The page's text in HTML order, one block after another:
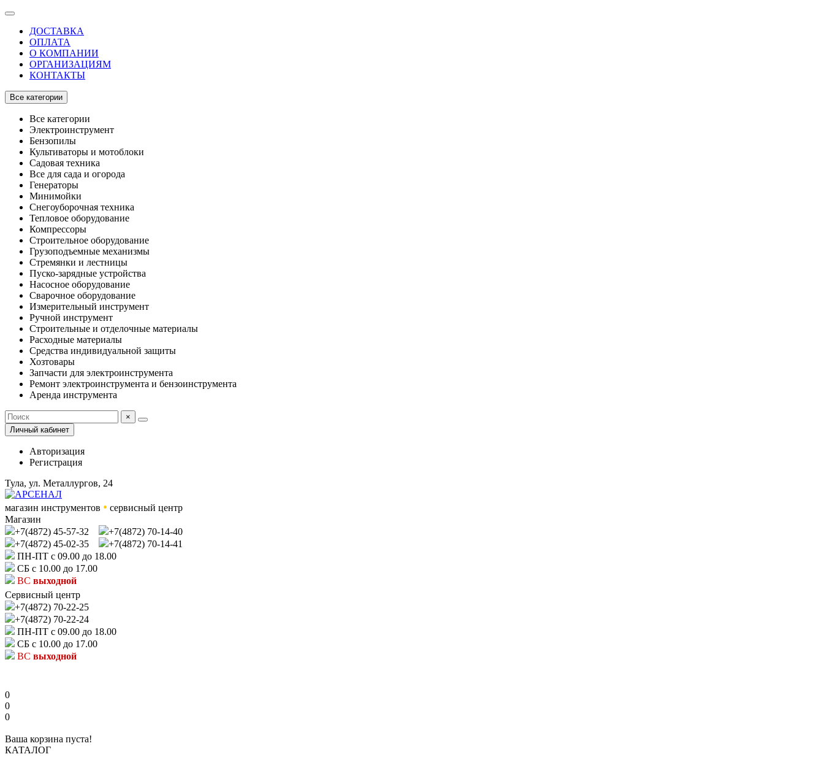
ДОСТАВКА
ОПЛАТА
О КОМПАНИИ
ОРГАНИЗАЦИЯМ
КОНТАКТЫ
Все категории
Все категории
Электроинструмент
Бензопилы
Культиваторы и мотоблоки
Садовая техника
Все для сада и огорода
Генераторы
Минимойки
Снегоуборочная техника
Тепловое оборудование
Компрессоры
Строительное оборудование
Грузоподъемные механизмы
Стремянки и лестницы
Пуско-зарядные устройства
Насосное оборудование
Сварочное оборудование
Измерительный инструмент
Ручной инструмент
Строительные и отделочные материалы
Расходные материалы
Средства индивидуальной защиты
Хозтовары
Запчасти для электроинструмента
Ремонт электроинструмента и бензоинструмента
Аренда инструмента
×
Личный кабинет
Авторизация
Регистрация
Тула, ул. Металлургов, 24
магазин инструментов • сервисный центр
Магазин
+7(4872) 45-57-32
+7(4872) 70-14-40
+7(4872) 45-02-35
+7(4872) 70-14-41
ПН-ПТ с 09.00 до 18.00
СБ с 10.00 до 17.00
ВС выходной
Сервисный центр
+7(4872) 70-22-25
+7(4872) 70-22-24
ПН-ПТ с 09.00 до 18.00
СБ с 10.00 до 17.00
ВС выходной
0
0
0
Ваша корзина пуста!
КАТАЛОГ